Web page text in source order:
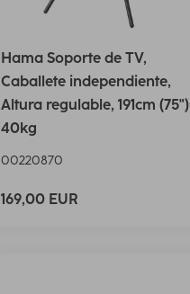
Hama Soporte de TV,
Caballete independiente,
Altura regulable, 191cm (75")
40kg
00220870
169,00 EUR